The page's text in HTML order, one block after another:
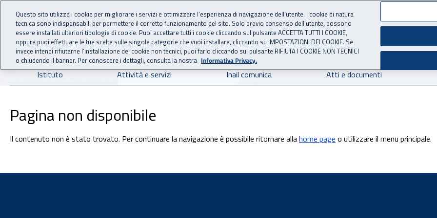
Vai al menu principale
Vai al contenuto principale
INAIL - Istituto Nazionale per l'Assicurazione
Navigazione principale
Istituto Attività e servizi Inail comunica Atti e documenti
Pagina non disponibile
Il contenuto non è stato trovato. Per continuare la navigazione è possibile ritornare allahome page o utilizzare il menu principale.
Questo sito utilizza i cookie per migliorare i servizi e ottimizzare l’esperienza di navigazione dell’utente. I cookie di natura
tecnica sono indispensabili per permettere il corretto funzionamento del sito. Solo previo consenso dell’utente, possono
essere installati ulteriori tipologie di cookie. Puoi accettare tutti i cookie cliccando sul pulsante ACCETTA TUTTI I COOKIE,
oppure puoi effettuare le tue scelte sulle singole categorie che vuoi installare, cliccando su IMPOSTAZIONI DEI COOKIE. Se
invece intendi rifiutarne l’installazione dei cookie non tecnici, puoi farlo cliccando sul pulsante RIFIUTA I COOKIE NON TECNICI
o chiudendo il banner. Per conoscere i dettagli, consulta la nostra Informativa Privacy.